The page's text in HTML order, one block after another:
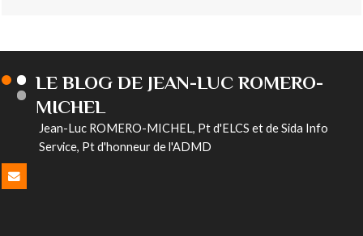
LE BLOG DE JEAN-LUC ROMERO-
MICHEL
Jean-Luc ROMERO-MICHEL, Pt d'ELCS et de Sida Info
Service, Pt d'honneur de l'ADMD